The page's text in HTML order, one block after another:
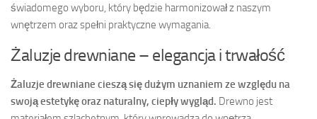
świadomego wyboru, który będzie harmonizował z naszym
wnętrzem oraz spełni praktyczne wymagania.
Żaluzje drewniane – elegancja i trwałość
Żaluzje drewniane cieszą się dużym uznaniem ze względu na
swoją estetykę oraz naturalny, ciepły wygląd. Drewno jest